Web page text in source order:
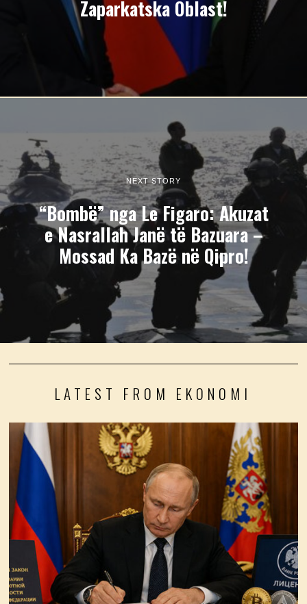
Zaparkatska Oblast!
NEXT STORY
“Bombë” nga Le Figaro: Akuzat
e Nasrallah Janë të Bazuara –
Mossad Ka Bazë në Qipro!
LATEST FROM EKONOMI